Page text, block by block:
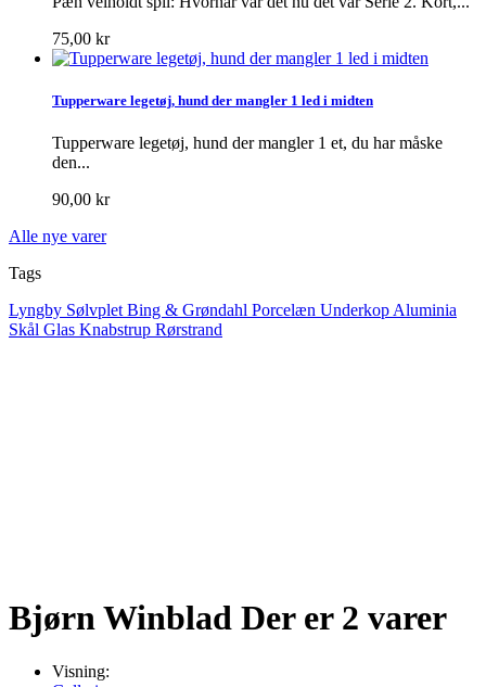
75,00 kr
Tupperware legetøj, hund der mangler 1 led i midten
Tupperware legetøj, hund der mangler 1 et, du har måske
den...
90,00 kr
Alle nye varer
Tags
Lyngby Sølvplet Bing & Grøndahl Porcelæn Underkop Aluminia
Skål Glas Knabstrup Rørstrand
Bjørn Winblad Der er 2 varer
Visning: